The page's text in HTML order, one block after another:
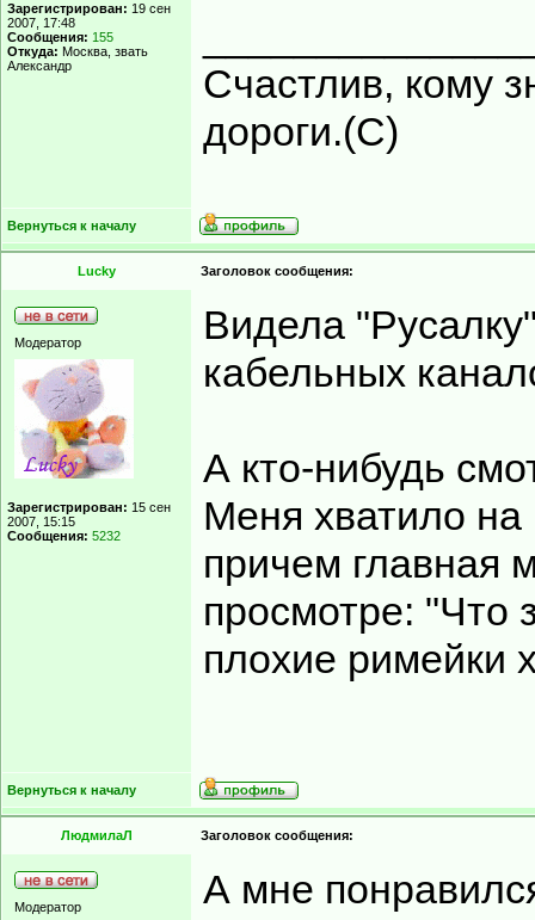
Зарегистрирован: 19 сен
2007, 17:48
Сообщения: 155
Откуда: Москва, звать
Александр
Счастлив, кому
дороги.(С)
Вернуться к началу
Lucky Заголовок сообщения:
Модератор
Зарегистрирован: 15 сен
2007, 15:15
Сообщения: 5232
Видела
кабельных
А кто-нибудь
Меня хватило на
причем главная
просмотре: "Что
плохие римейки
Вернуться к началу
ЛюдмилаЛ Заголовок сообщения:
Модератор
А мне